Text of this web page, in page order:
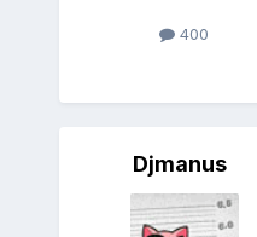
400
Djmanus